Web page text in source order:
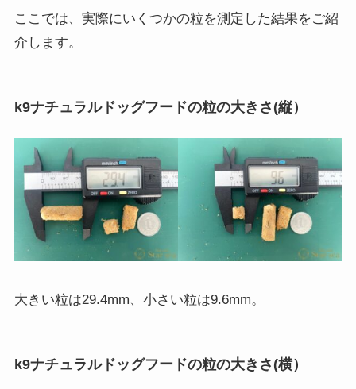
ここでは、実際にいくつかの粒を測定した結果をご紹
介します。
k9ナチュラルドッグフードの粒の大きさ(縦）
大きい粒は29.4mm、小さい粒は9.6mm。
k9ナチュラルドッグフードの粒の大きさ(横）